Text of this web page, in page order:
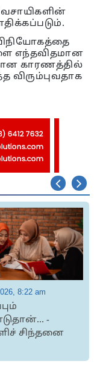
எந்தவிதமான
காரணத்தில்
விரும்புவதாக
8:22 am
-
சிந்தனை